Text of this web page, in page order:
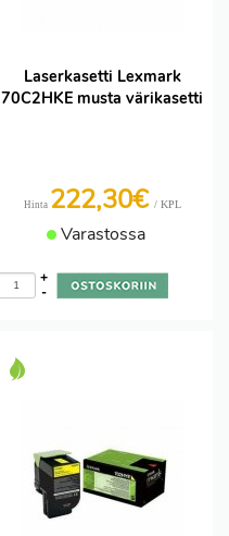
Laserkasetti Lexmark
70C2HKE musta värikasetti
Hinta 222,30€ / KPL
Varastossa
-
+